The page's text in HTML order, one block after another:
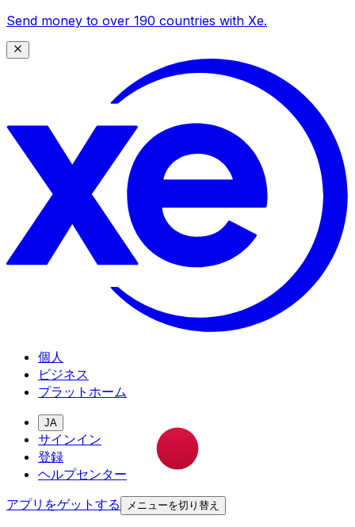
Send money to over 190 countries with Xe.
個人
ビジネス
プラットホーム
JA
サインイン
登録
ヘルプセンター
アプリをゲットする
メニューを切り替え